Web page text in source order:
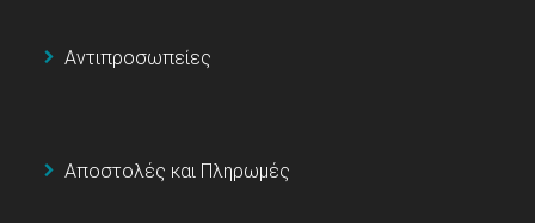
Αντιπροσωπείες
Αποστολές και Πληρωμές